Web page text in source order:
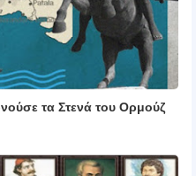
τα Στενά του Ορμούζ